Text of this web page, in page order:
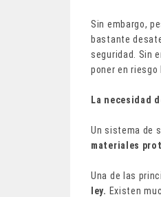
Sin embargo,
bastante
seguridad. Sin
poner en riesgo
La necesidad
Un sistema de
materiales
Una de las
ley. Existen